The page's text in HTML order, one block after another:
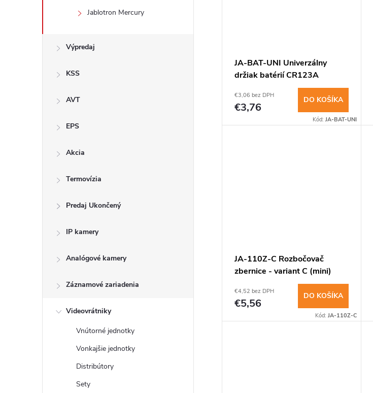
Jablotron Mercury
Výpredaj
KSS
AVT
EPS
Akcia
Termovízia
Predaj Ukončený
IP kamery
Analógové kamery
Záznamové zariadenia
Videovrátniky
Vnútorné jednotky
Vonkajšie jednotky
Distribútory
Sety
JA-BAT-UNI Univerzálny
držiak batérií CR123A
€3,06 bez DPH
€3,76
DO KOŠÍKA
Kód:JA-BAT-UNI
JA-110Z-C Rozbočovač
zbernice - variant C (mini)
€4,52 bez DPH
€5,56
DO KOŠÍKA
Kód:JA-110Z-C